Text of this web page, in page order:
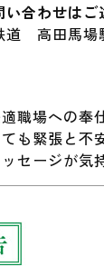
合わせはご
道 高田馬
職場への
も緊張と
セージが